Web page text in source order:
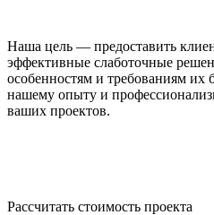
Наша цель — предоставить
эффективные слаботочные
особенностям и требованиям их
нашему опыту и
ваших проектов.
Рассчитать стоимость проекта